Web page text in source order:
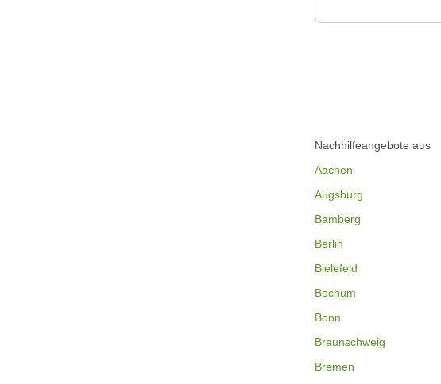
Nachhilfeangebote aus
Aachen
Augsburg
Bamberg
Berlin
Bielefeld
Bochum
Bonn
Braunschweig
Bremen